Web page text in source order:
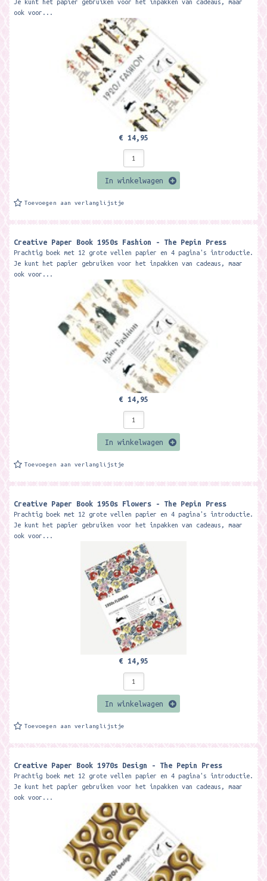
Je kunt het papier gebruiken voor het inpakken van cadeaus, maar
ook voor...
€ 14,95
In winkelwagen
Toevoegen aan verlanglijstje
Creative Paper Book 1950s Fashion - The Pepin Press
Prachtig boek met 12 grote vellen papier en 4 pagina's introductie.
Je kunt het papier gebruiken voor het inpakken van cadeaus, maar
ook voor...
€ 14,95
In winkelwagen
Toevoegen aan verlanglijstje
Creative Paper Book 1950s Flowers - The Pepin Press
Prachtig boek met 12 grote vellen papier en 4 pagina's introductie.
Je kunt het papier gebruiken voor het inpakken van cadeaus, maar
ook voor...
€ 14,95
In winkelwagen
Toevoegen aan verlanglijstje
Creative Paper Book 1970s Design - The Pepin Press
Prachtig boek met 12 grote vellen papier en 4 pagina's introductie.
Je kunt het papier gebruiken voor het inpakken van cadeaus, maar
ook voor...